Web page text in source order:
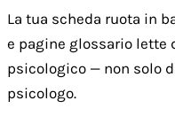
La tua scheda ruota in
e pagine glossario lette
psicologico — non solo
psicologo.